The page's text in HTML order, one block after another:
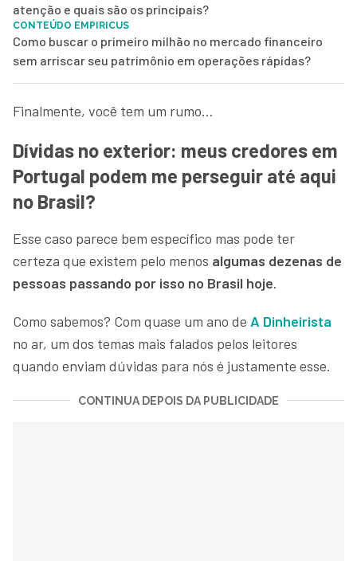
atenção e quais são os principais?
CONTEÚDO EMPIRICUS
Como buscar o primeiro milhão no mercado financeiro
sem arriscar seu patrimônio em operações rápidas?
Finalmente, você tem um rumo…
Dívidas no exterior: meus credores em
Portugal podem me perseguir até aqui
no Brasil?
Esse caso parece bem específico mas pode ter
certeza que existem pelo menos algumas dezenas de
pessoas passando por isso no Brasil hoje.
Como sabemos? Com quase um ano de A Dinheirista
no ar, um dos temas mais falados pelos leitores
quando enviam dúvidas para nós é justamente esse.
CONTINUA DEPOIS DA PUBLICIDADE